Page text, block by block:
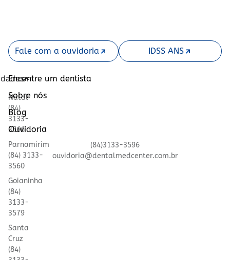
Fale com a ouvidoria IDSS ANS
Natal
(84)
3133-
3566
Parnamirim
(84) 3133-
3560
Goianinha
(84)
3133-
3579
Santa
Cruz
(84)
Encontre um dentista
Sobre nós
Blog
Ouvidoria
(84)3133-3596
ouvidoria@dentalmedcenter.com.br